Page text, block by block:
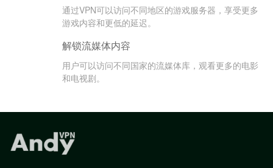
通过VPN可以访问不同地区的游戏服务器，享受更多
游戏内容和更低的延迟。
解锁流媒体内容
用户可以访问不同国家的流媒体库，观看更多的电影
和电视剧。